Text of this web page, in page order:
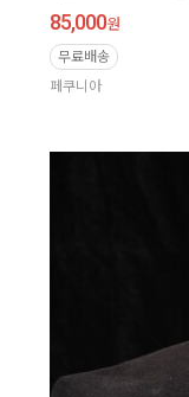
85,000원
무료배송
페쿠니아